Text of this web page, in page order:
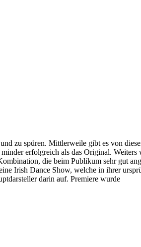
zu spüren. Mittlerweile gibt es von
erfolgreich als das Original.
die beim Publikum sehr gut
Irish Dance Show, welche in ihrer
darin auf. Premiere wurde